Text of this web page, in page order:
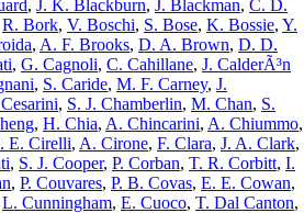
, J. K. Blackburn, J. Blackman, C. D.
R. Bork, V. Boschi, S. Bose, K. Bossie, Y.
, A. F. Brooks, D. A. Brown, D. D.
, G. Cagnoli, C. Cahillane, J. CalderÃ³n
, S. Caride, M. F. Carney, J.
, S. J. Chamberlin, M. Chan, S.
, H. Chia, A. Chincarini, A. Chiummo,
E. Cirelli, A. Cirone, F. Clara, J. A. Clark,
, S. J. Cooper, P. Corban, T. R. Corbitt, I.
, P. Couvares, P. B. Covas, E. E. Cowan,
L. Cunningham, E. Cuoco, T. Dal Canton,